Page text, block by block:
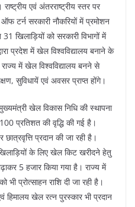
एवं अंतरराष्ट्रीय स्तर पर
टर्न सरकारी नौकरियों में प्रमोशन
को सरकारी विभागों में
प्रदेश में खेल विश्वविद्यालय बनाने के
में खेल विश्वविद्यालय बनने से
सुविधायें एवं अवसर प्राप्त होंगे।
खेल विकास निधि की स्थापना
प्रतिशत की वृद्धि की गई है।
प्रदान की जा रही है।
के लिए खेल किट खरीदने हेतु
5 हजार किया गया है। राज्य में
भी प्रोत्साहन राशि दी जा रही है।
हिमालय खेल रत्न पुरस्कार भी प्रदान